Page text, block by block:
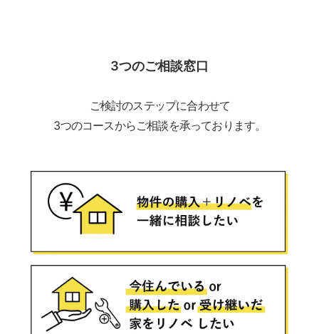
3つのご相談窓口
ご検討のステップに合わせて
3つのコースからご相談を承っております。